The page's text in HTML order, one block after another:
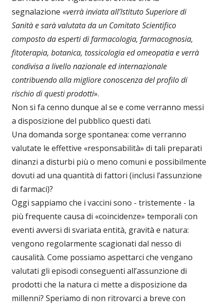
segnalazione «verrà inviata all’Istituto Superiore di
Sanità e sarà valutata da un Comitato Scientifico
composto da esperti di farmacologia, farmacognosia,
fitoterapia, botanica, tossicologia ed omeopatia e verrà
condivisa a livello nazionale ed internazionale
contribuendo alla migliore conoscenza del profilo di
rischio di questi prodotti».
Non si fa cenno dunque al se e come verranno messi
a disposizione del pubblico questi dati.
Una domanda sorge spontanea: come verranno
valutate le effettive «responsabilità» di tali preparati
dinanzi a disturbi più o meno comuni e possibilmente
dovuti ad una quantità di fattori (inclusi l’assunzione
di farmaci)?
Oggi sappiamo che i vaccini sono - tristemente - la
più frequente causa di «coincidenze» temporali con
eventi avversi di svariata entità, gravità e natura:
vengono regolarmente scagionati dal nesso di
causalità. Come possiamo aspettarci che vengano
valutati gli episodi conseguenti all’assunzione di
prodotti che la natura ci mette a disposizione da
millenni? Speriamo di non ritrovarci a breve con